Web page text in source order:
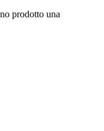
prodotto una